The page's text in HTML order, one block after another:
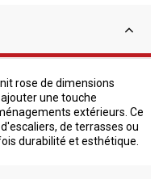
rose de dimensions
une touche
extérieurs. Ce
de terrasses ou
durabilité et esthétique.